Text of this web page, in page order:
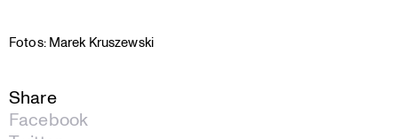
Fotos: Marek Kruszewski
Share
Facebook